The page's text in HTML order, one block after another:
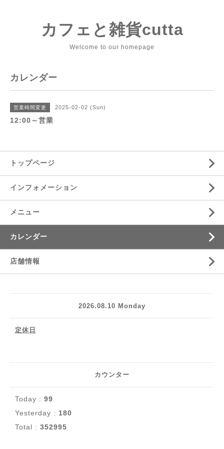
カフェと雑貨cutta
Welcome to our homepage
カレンダー
営業時間変更 2025-02-02 (Sun)
12:00～営業
トップページ
インフォメーション
メニュー
カレンダー
店舗情報
2026.08.10 Monday
定休日
カウンター
Today : 99
Yesterday : 180
Total : 352995